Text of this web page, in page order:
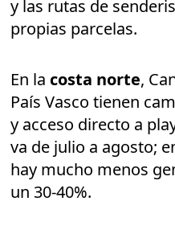
y las rutas de
propias parcelas.
En la costa norte,
País Vasco tienen
y acceso directo a
va de julio a agosto;
hay mucho menos
un 30-40%.